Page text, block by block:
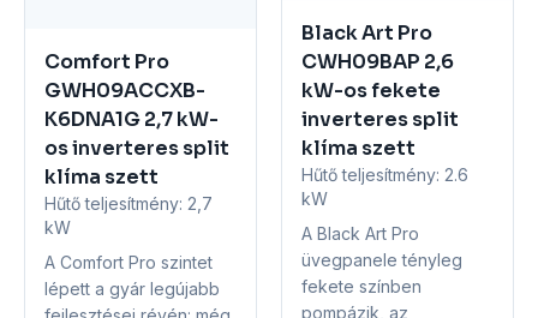
Comfort Pro
GWH09ACCXB-
K6DNA1G 2,7 kW-
os inverteres split
klíma szett
Hűtő teljesítmény: 2,7
kW
A Comfort Pro szintet
lépett a gyár legújabb
Black Art Pro
CWH09BAP 2,6
kW-os fekete
inverteres split
klíma szett
Hűtő teljesítmény: 2.6
kW
A Black Art Pro
üvegpanele tényleg
fekete színben
pompázik, az